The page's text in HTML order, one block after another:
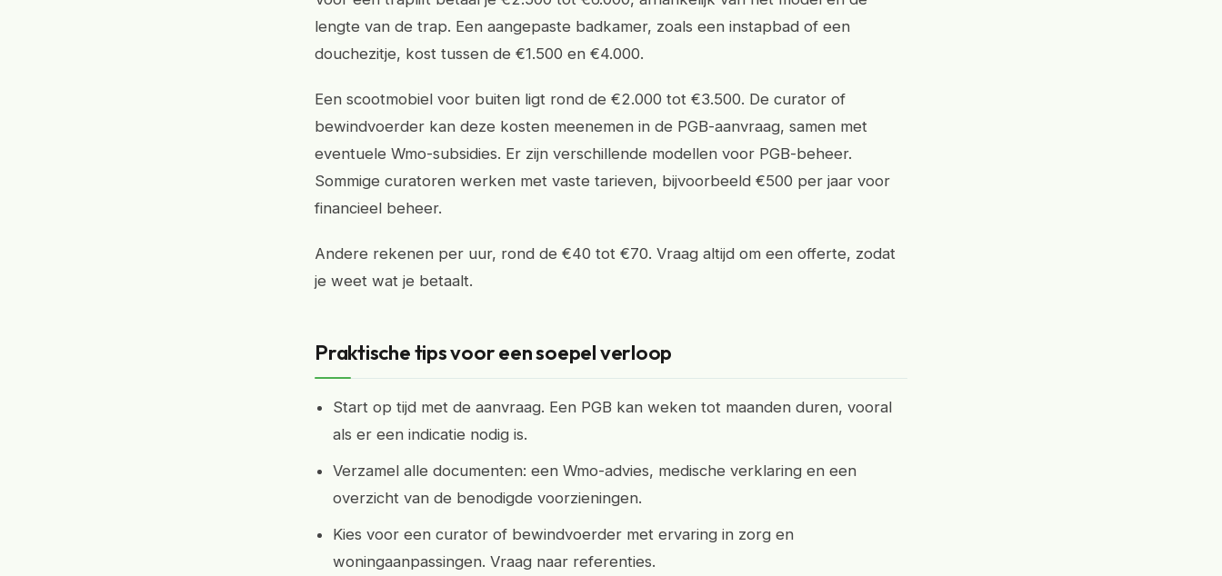
lengte van de trap. Een aangepaste badkamer, zoals een instapbad of een
douchezitje, kost tussen de €1.500 en €4.000.
Een scootmobiel voor buiten ligt rond de €2.000 tot €3.500. De curator of
bewindvoerder kan deze kosten meenemen in de PGB-aanvraag, samen met
eventuele Wmo-subsidies. Er zijn verschillende modellen voor PGB-beheer.
Sommige curatoren werken met vaste tarieven, bijvoorbeeld €500 per jaar voor
financieel beheer.
Andere rekenen per uur, rond de €40 tot €70. Vraag altijd om een offerte, zodat
je weet wat je betaalt.
Praktische tips voor een soepel verloop
Start op tijd met de aanvraag. Een PGB kan weken tot maanden duren, vooral
als er een indicatie nodig is.
Verzamel alle documenten: een Wmo-advies, medische verklaring en een
overzicht van de benodigde voorzieningen.
Kies voor een curator of bewindvoerder met ervaring in zorg en
woningaanpassingen. Vraag naar referenties.